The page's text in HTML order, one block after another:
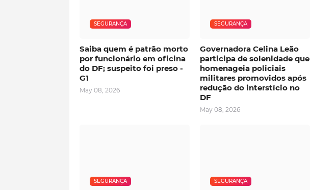
SEGURANÇA
Saiba quem é patrão morto
por funcionário em oficina
do DF; suspeito foi preso -
G1
May 08, 2026
SEGURANÇA
Governadora Celina Leão
participa de solenidade que
homenageia policiais
militares promovidos após
redução do interstício no
DF
May 08, 2026
SEGURANÇA SEGURANÇA